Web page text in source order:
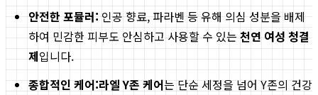
안전한 포뮬러: 인공 향료, 파라벤 등 유해 의심 성분을 배제
하여 민감한 피부도 안심하고 사용할 수 있는 천연 여성 청결
제입니다.
종합적인 케어:라엘 Y존 케어는 단순 세정을 넘어 Y존의 건강